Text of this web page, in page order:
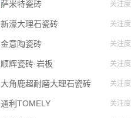
萨米特瓷砖 关注度
新濠大理石瓷砖 关注度
金意陶瓷砖 关注度
顺辉瓷砖·岩板 关注度
大角鹿超耐磨大理石瓷砖 关注度
通利TOMELY 关注度